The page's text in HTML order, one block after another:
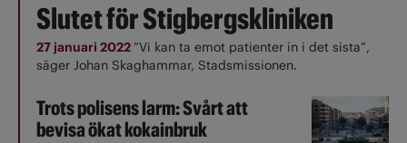
Slutet för Stigbergskliniken
27 januari 2022 ”Vi kan ta emot patienter in i det sista”,
säger Johan Skaghammar, Stadsmissionen.
Trots polisens larm: Svårt att
bevisa ökat kokainbruk